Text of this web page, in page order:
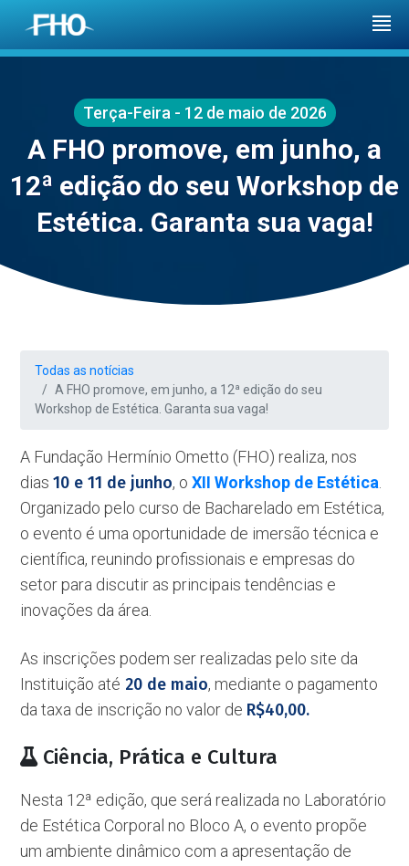
Terça-Feira - 12 de maio de 2026
A FHO promove, em junho, a
12ª edição do seu Workshop de
Estética. Garanta sua vaga!
Todas as notícias
A FHO promove, em junho, a 12ª edição do seu
Workshop de Estética. Garanta sua vaga!
A Fundação Hermínio Ometto (FHO) realiza, nos
dias10 e 11 de junho, oXII Workshop de Estética
Organizado pelo curso de Bacharelado em Estética,
o evento é uma oportunidade de imersão técnica e
científica, reunindo profissionais e empresas do
setor para discutir as principais tendências e
inovações da área.
As inscrições podem ser realizadas pelo site da
Instituição até 20 de maio, mediante o pagamento
da taxa de inscrição no valor de R$40,00.
Ciência, Prática e Cultura
Nesta 12ª edição, que será realizada no Laboratório
de Estética Corporal no Bloco A, o evento propõe
um ambiente dinâmico com a apresentação de